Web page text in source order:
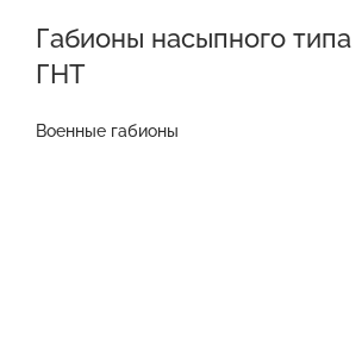
Габионы насыпного типа
ГНТ
Военные габионы